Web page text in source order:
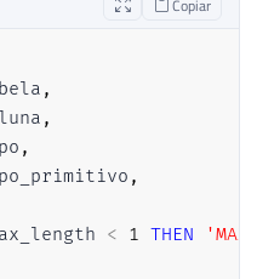
Copiar
,
,
,
,
< 1 THEN